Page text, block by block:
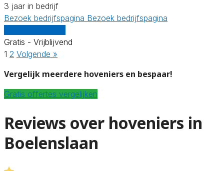
3 jaar in bedrijf
Bezoek bedrijfspagina Bezoek bedrijfspagina
Gratis - Vrijblijvend
1 2 Volgende »
Vergelijk meerdere hoveniers en bespaar!
Gratis offertes vergelijken
Reviews over hoveniers in
Boelenslaan